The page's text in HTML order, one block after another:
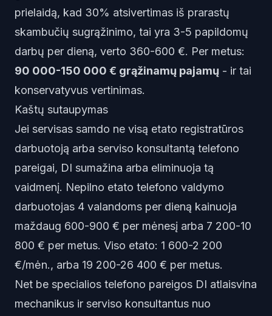
prielaidą, kad 30% atsivertimas iš prarastų
skambučių sugrąžinimo, tai yra 3-5 papildomų
darbų per dieną, verto 360-600 €. Per metus:
90 000-150 000 € grąžinamų pajamų - ir tai
konservatyvus vertinimas.
Kaštų sutaupymas
Jei servisas samdo ne visą etato registratūros
darbuotoją arba serviso konsultantą telefono
pareigai, DI sumažina arba eliminuoja tą
vaidmenį. Nepilno etato telefono valdymo
darbuotojas 4 valandoms per dieną kainuoja
maždaug 600-900 € per mėnesį arba 7 200-10
800 € per metus. Viso etato: 1 600-2 200
€/mėn., arba 19 200-26 400 € per metus.
Net be specialios telefono pareigos DI atlaisvina
mechanikus ir serviso konsultantus nuo